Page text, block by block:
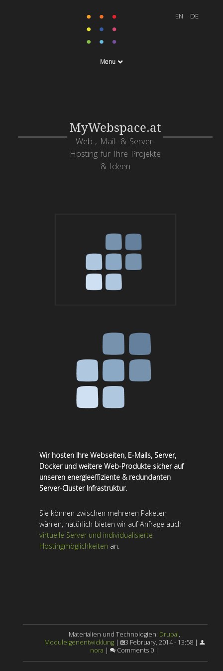
Menu
MyWebspace.at
Web-, Mail- & Server-
Hosting für Ihre Projekte
& Ideen
Wir hosten Ihre Webseiten, E-Mails, Server,
Docker und weitere Web-Produkte sicher auf
unseren energieeffiziente & redundanten
Server-Cluster Infrastruktur.
Sie können zwischen mehreren Paketen
wählen, natürlich bieten wir auf Anfrage auch
virtuelle Server und individualisierte
Hostingmöglichkeiten an.
Materialien und Technologien: Drupal,
Moduleigenentwicklung|
3 February, 2014 - 13:58 |
nora | Comments 0 |